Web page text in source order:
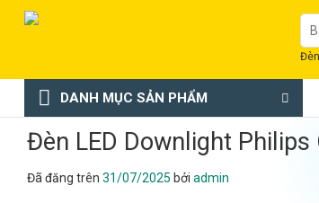
Chuyển
dung
Tìm
DANH MỤC SẢN PHẨM
Đèn LED Downlight
Đã đăng trên 31/07/2025 bởi admin